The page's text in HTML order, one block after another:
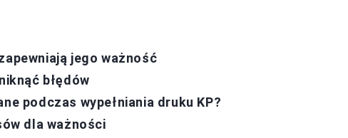
jego ważność
błędów
podczas wypełniania druku KP?
dla ważności